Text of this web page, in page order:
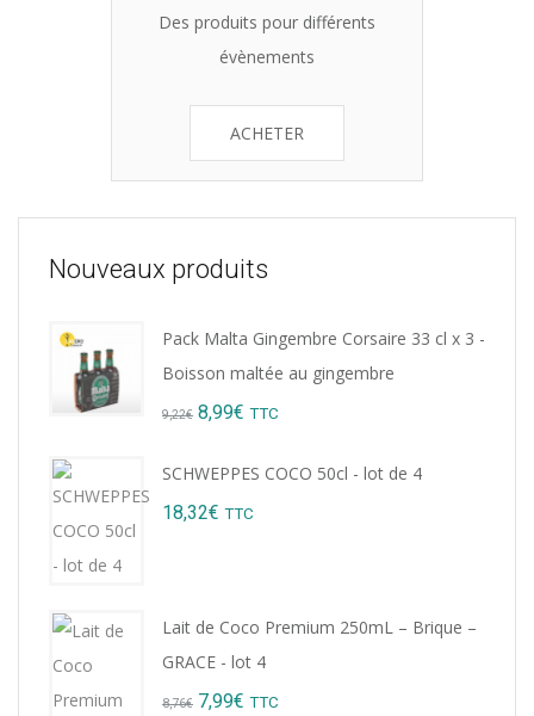
Des produits pour différents
évènements
ACHETER
Nouveaux produits
Pack Malta Gingembre Corsaire 33 cl x 3 -
Boisson maltée au gingembre
9,22€ Original
8,99€ Current
TTC
SCHWEPPES COCO 50cl - lot de 4
18,32€ TTC
Lait de Coco Premium 250mL – Brique –
GRACE - lot 4
8,76€ Original
7,99€ Current
TTC